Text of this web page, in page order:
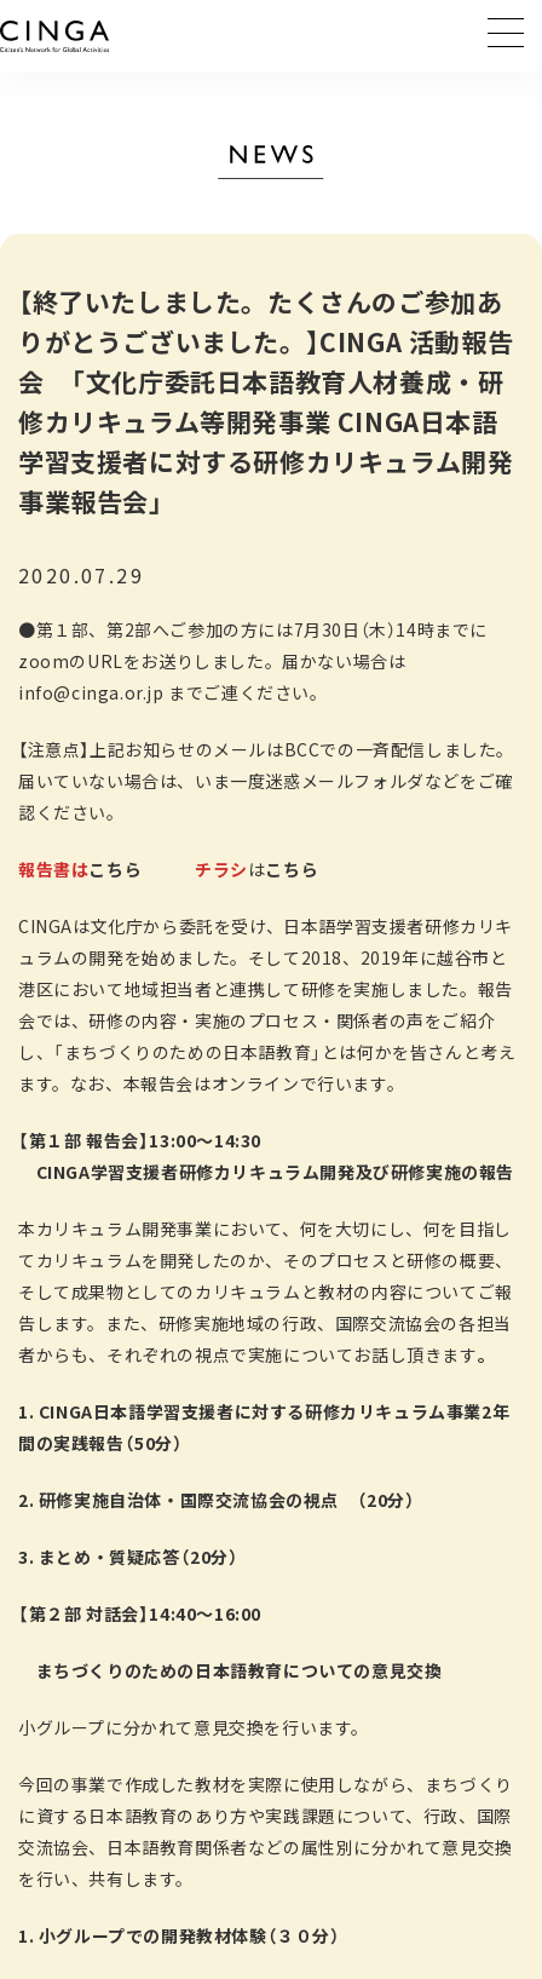
【終了いたしました。たくさんのご参加あ
りがとうございました。】CINGA 活動報告
会 「文化庁委託日本語教育人材養成・研
修カリキュラム等開発事業 CINGA日本語
学習支援者に対する研修カリキュラム開発
事業報告会」
2020.07.29
●第１部、第2部へご参加の方には7月30日（木）14時までに
zoomのURLをお送りしました。届かない場合は
info@cinga.or.jp までご連ください。
【注意点】上記お知らせのメールはBCCでの一斉配信しました。
届いていない場合は、いま一度迷惑メールフォルダなどをご確
認ください。
報告書はこちら チラシ はこちら
CINGAは文化庁から委託を受け、日本語学習支援者研修カリキ
ュラムの開発を始めました。そして2018、2019年に越谷市と
港区において地域担当者と連携して研修を実施しました。報告
会では、研修の内容・実施のプロセス・関係者の声をご紹介
し、「まちづくりのための日本語教育」とは何かを皆さんと考え
ます。なお、本報告会はオンラインで行います。
【第１部 報告会】 13:00～14:30
CINGA学習支援者研修カリキュラム開発及び研修実施の報告
本カリキュラム開発事業において、何を大切にし、何を目指し
てカリキュラムを開発したのか、そのプロセスと研修の概要、
そして成果物としてのカリキュラムと教材の内容についてご報
告します。また、研修実施地域の行政、国際交流協会の各担当
者からも、それぞれの視点で実施についてお話し頂きます。
1. CINGA日本語学習支援者に対する研修カリキュラム事業2年
間の実践報告（50分）
2. 研修実施自治体・国際交流協会の視点 （20分）
3. まとめ ・質疑応答（20分）
【第２部 対話会】 14:40〜16:00
まちづくり のための日本語教育についての意見交換
小グループに分かれて意見交換を行います。
今回の事業で作成した教材を実際に使用しながら、まちづくり
に資する日本語教育のあり方や実践課題について、行政、国際
交流協会、日本語教育関係者などの属性別に分かれて意見交換
を行い、共有します。
1. 小グループでの開発教材体験（３０分）